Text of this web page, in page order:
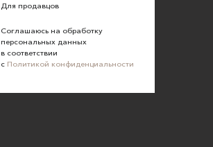
Для продавцов
Соглашаюсь на обработку
персональных данных
в соответствии
с Политикой конфиденциальности